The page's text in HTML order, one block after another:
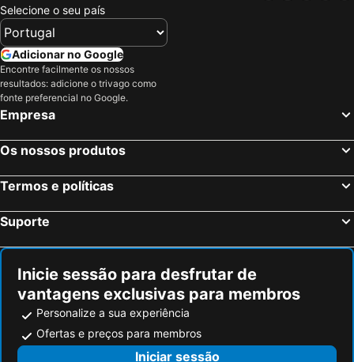
Hotel de Borgh
Bliss Boutique Hotel
Amrath Hotel Brabant
Boutique Hotel No5
Selecione o seu país
Adicionar no Google
Encontre facilmente os nossos
resultados: adicione o trivago como
fonte preferencial no Google.
Empresa
Os nossos produtos
Termos e políticas
Suporte
Inicie sessão para desfrutar de
vantagens exclusivas para membros
Personalize a sua experiência
Ofertas e preços para membros
Iniciar sessão